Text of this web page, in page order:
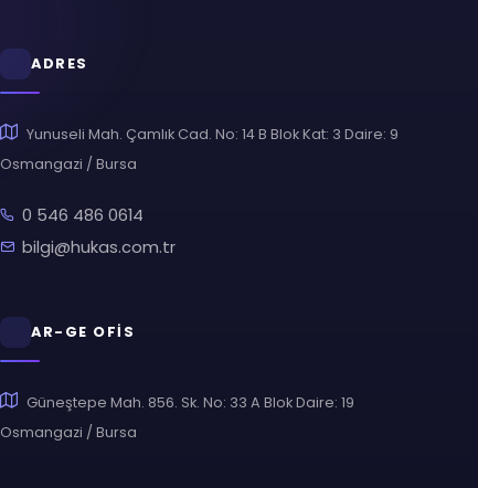
ADRES
Yunuseli Mah. Çamlık Cad. No: 14 B Blok Kat: 3 Daire: 9
Osmangazi / Bursa
0 546 486 0614
bilgi@hukas.com.tr
AR-GE OFİS
Güneştepe Mah. 856. Sk. No: 33 A Blok Daire: 19
Osmangazi / Bursa